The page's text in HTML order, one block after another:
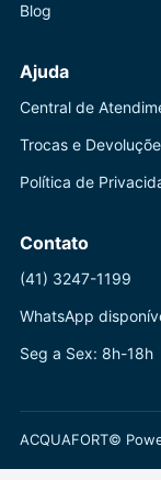
Blog
Ajuda
Central de
Trocas e
Política de
Contato
(41) 3247-1199
WhatsApp
Seg a Sex: 8h-18h
ACQUAFORT©